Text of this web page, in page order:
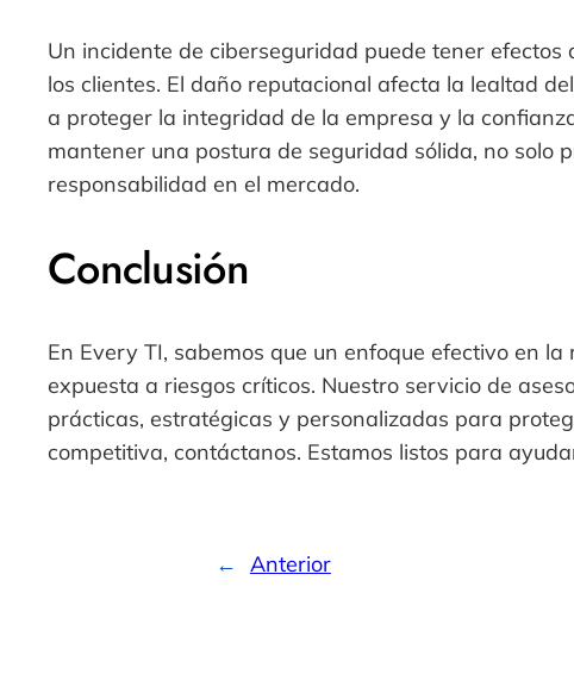
Un incidente de ciberseguridad puede tener
los clientes. El daño reputacional afecta la lealtad
a proteger la integridad de la empresa y la
mantener una postura de seguridad sólida, no solo
responsabilidad en el mercado.
Conclusión
En Every TI, sabemos que un enfoque efectivo en
expuesta a riesgos críticos. Nuestro servicio de
prácticas, estratégicas y personalizadas para
competitiva, contáctanos. Estamos listos para
← Anterior